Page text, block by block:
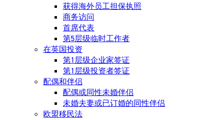
获得海外员工担保执照
商务访问
首席代表
第5层级临时工作者
在英国投资
第1层级企业家签证
第1层级投资者签证
配偶和伴侣
配偶或同性未婚伴侣
未婚夫妻或已订婚的同性伴侣
欧盟移民法